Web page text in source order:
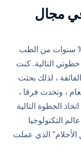
مجال
حسنا ، لقد كنت محظوظا. القصة هي: بعد 10 سنوات من الطب
التالية. كنت
، لذلك بحثت
، وتحدث فرقا ،
الخطوة التالية
التكنولوجيا
الأحلام" الذي عملت